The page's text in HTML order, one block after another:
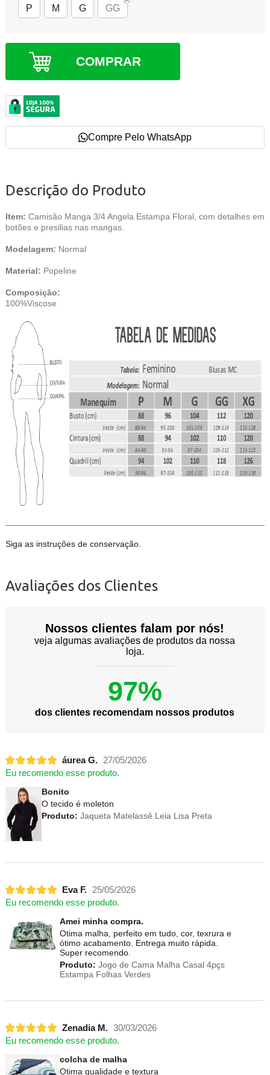
P
M G GG
COMPRAR
Compre Pelo WhatsApp
Descrição do Produto
Item: Camisão Manga 3/4 Angela Estampa Floral, com detalhes em
botões e presilias nas mangas.
Modelagem: Normal
Material: Popeline
Composição:
100%Viscose
Siga as instruções de conservação.
Avaliações dos Clientes
Nossos clientes falam por nós!
veja algumas avaliações de produtos da nossa
loja.
97%
dos clientes recomendam nossos produtos
áurea G.
27/05/2026
Eu recomendo esse produto.
Bonito
O tecido é moleton
Produto: Jaqueta Matelassê Leia Lisa Preta
Eva F.
25/05/2026
Eu recomendo esse produto.
Amei minha compra.
Otima malha, perfeito em tudo, cor, texrura e
ótimo acabamento. Entrega muito rápida.
Super recomendo.
Produto: Jogo de Cama Malha Casal 4pçs
Estampa Folhas Verdes
Zenadia M. 30/03/2026
Eu recomendo esse produto.
colcha de malha
Otima qualidade e textura